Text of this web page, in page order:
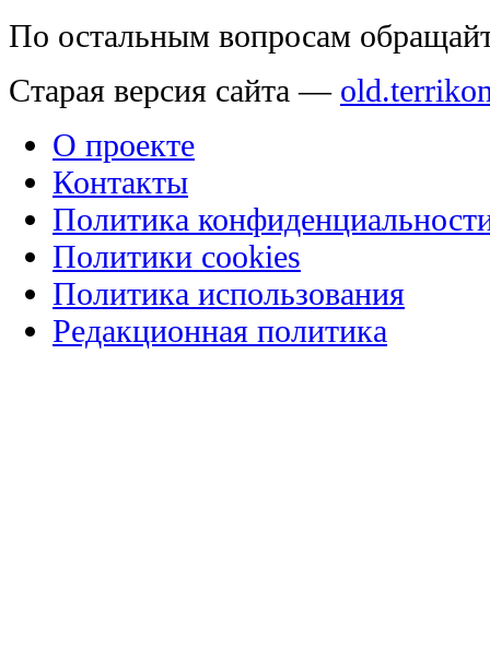
По остальным вопросам
Старая версия сайта —
О проекте
Контакты
Политика
Политики cookies
Политика использования
Редакционная политика